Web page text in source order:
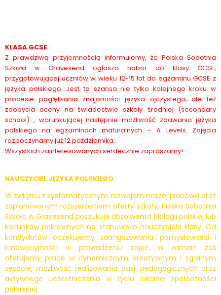
KLASA GCSE
Z prawdziwą przyjemnością informujemy, że Polska Sobotnia
Szkoła w Gravesend ogłasza nabór do klasy GCSE,
przygotowującej uczniów w wieku 12-15 lat do egzaminu GCSE z
języka polskiego. Jest to szansa nie tylko kolejnego kroku w
procesie pogłębiania znajomości języka ojczystego, ale też
zdobycia oceny na świadectwie szkoły średniej (secondary
school) , warunkującej następnie możliwość zdawania języka
polskiego na egzaminach maturalnych – A Levels. Zajęcia
rozpoczynamy już 12 października.
Wszystkich zainteresowanych serdecznie zapraszamy!
NAUCZYCIEL JĘZYKA POLSKIEGO
W związku z systematycznym rozwojem naszej placówki oraz
zaplanowanym rozszerzeniem oferty szkoły, Polska Sobotnia
Szkoła w Gravesend poszukuje absolwenta filologii polskiej lub
kierunków pokrewnych na stanowisko nauczyciela klasy. Od
kandydatów oczekujemy zaangażowania, pomysłowości i
innowacyjności w prowadzeniu zajęć, w zamian zaś
oferujemy prace w dynamicznym, kreatywnym i zgranym
zespole, możliwość realizowania pasji pedagogicznych oraz
aktywnego uczestniczenia w życiu lokalnej społeczności
polonijnej.